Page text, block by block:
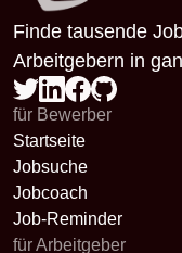
Finde tausende
Arbeitgebern in
für Bewerber
Startseite
Jobsuche
Jobcoach
Job-Reminder
für Arbeitgeber